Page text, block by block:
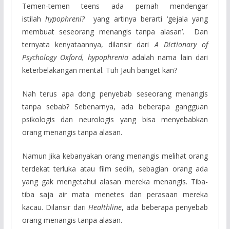
Temen-temen teens ada pernah mendengar
istilahhypophreni?yang artinya berarti ‘gejala yang
membuat seseorang menangis tanpa alasan’. Dan
ternyata kenyataannya, dilansir dari A Dictionary of
Psychology Oxford, hypophrenia adalah nama lain dari
keterbelakangan mental. Tuh Jauh banget kan?
Nah terus apa dong penyebab seseorang menangis
tanpa sebab? Sebenarnya, ada beberapa gangguan
psikologis dan neurologis yang bisa menyebabkan
orang menangis tanpa alasan.
Namun Jika kebanyakan orang menangis melihat orang
terdekat terluka atau film sedih, sebagian orang ada
yang gak mengetahui alasan mereka menangis. Tiba-
tiba saja air mata menetes dan perasaan mereka
kacau. Dilansir dari Healthline, ada beberapa penyebab
orang menangis tanpa alasan.